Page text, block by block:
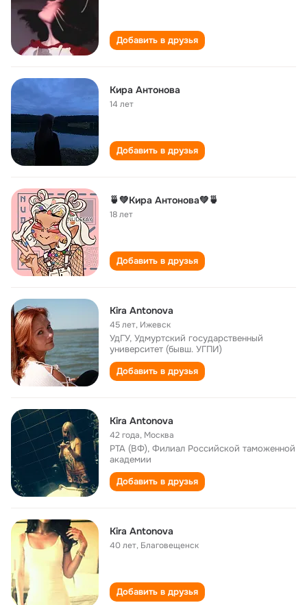
Добавить в друзья
Кира Антонова
14 лет
Добавить в друзья
🍵💚Кира Антонова💚🍵
18 лет
Добавить в друзья
Kira Antonova
45 лет, Ижевск
УдГУ, Удмуртский государственный
университет (бывш. УГПИ)
Добавить в друзья
Kira Antonova
42 года, Москва
РТА (ВФ), Филиал Российской таможенной
академии
Добавить в друзья
Kira Antonova
40 лет, Благовещенск
Добавить в друзья